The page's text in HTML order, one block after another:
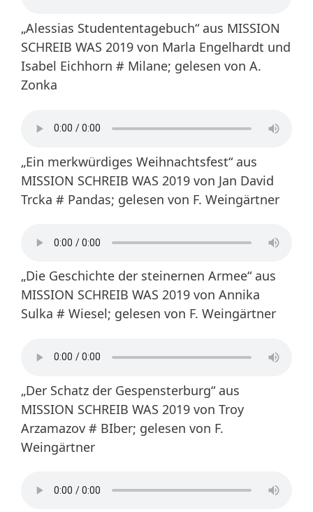
„Alessias Studententagebuch“ aus MISSION
SCHREIB WAS 2019 von Marla Engelhardt und
Isabel Eichhorn # Milane; gelesen von A.
Zonka
„Ein merkwürdiges Weihnachtsfest“ aus
MISSION SCHREIB WAS 2019 von Jan David
Trcka # Pandas; gelesen von F. Weingärtner
„Die Geschichte der steinernen Armee“ aus
MISSION SCHREIB WAS 2019 von Annika
Sulka # Wiesel; gelesen von F. Weingärtner
„Der Schatz der Gespensterburg“ aus
MISSION SCHREIB WAS 2019 von Troy
Arzamazov # BIber; gelesen von F.
Weingärtner